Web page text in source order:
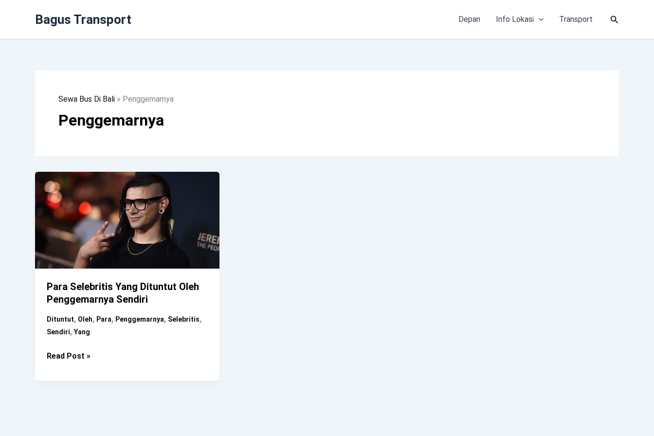
Bagus Transport Depan Info Lokasi Transport Cari
Sewa Bus Di Bali » Penggemarnya
Penggemarnya
Para Selebritis Yang Dituntut Oleh
Penggemarnya Sendiri
Dituntut, Oleh, Para, Penggemarnya, Selebritis,
Sendiri, Yang
Para
Read Post »